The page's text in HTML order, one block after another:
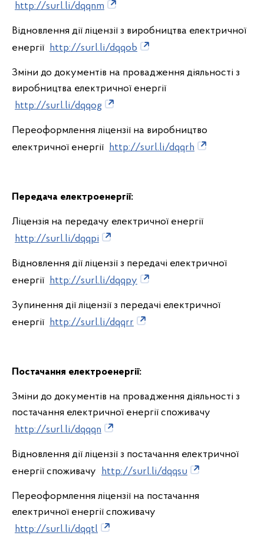
http://surl.li/dqqnm
Відновлення дії ліцензії з виробництва електричної
енергії http://surl.li/dqqob
Зміни до документів на провадження діяльності з
виробництва електричної енергії
http://surl.li/dqqog
Переоформлення ліцензії на виробництво
електричної енергії http://surl.li/dqqrh
Передача електроенергії:
Ліцензія на передачу електричної енергії
http://surl.li/dqqpi
Відновлення дії ліцензії з передачі електричної
енергії http://surl.li/dqqpy
Зупинення дії ліцензії з передачі електричної
енергії http://surl.li/dqqrr
Постачання електроенергії:
Зміни до документів на провадження діяльності з
постачання електричної енергії споживачу
http://surl.li/dqqqn
Відновлення дії ліцензії з постачання електричної
енергії споживачу http://surl.li/dqqsu
Переоформлення ліцензії на постачання
електричної енергії споживачу
http://surl.li/dqqtl